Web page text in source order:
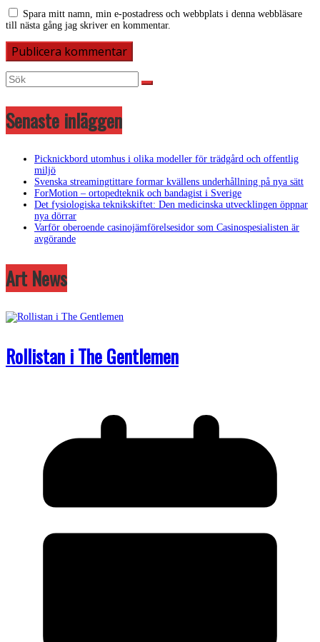
Spara mitt namn, min e-postadress och webbplats i denna webbläsare
till nästa gång jag skriver en kommentar.
Senaste inläggen
Picknickbord utomhus i olika modeller för trädgård och offentlig
miljö
Svenska streamingtittare formar kvällens underhållning på nya sätt
ForMotion – ortopedteknik och bandagist i Sverige
Det fysiologiska teknikskiftet: Den medicinska utvecklingen öppnar
nya dörrar
Varför oberoende casinojämförelsesidor som Casinospesialisten är
avgörande
Art News
Rollistan i The Gentlemen